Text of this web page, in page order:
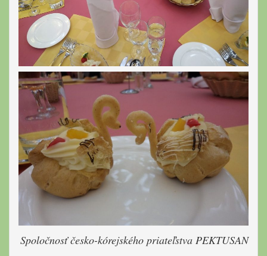
Spoločnosť česko-kórejského priateľstva PEKTUSAN